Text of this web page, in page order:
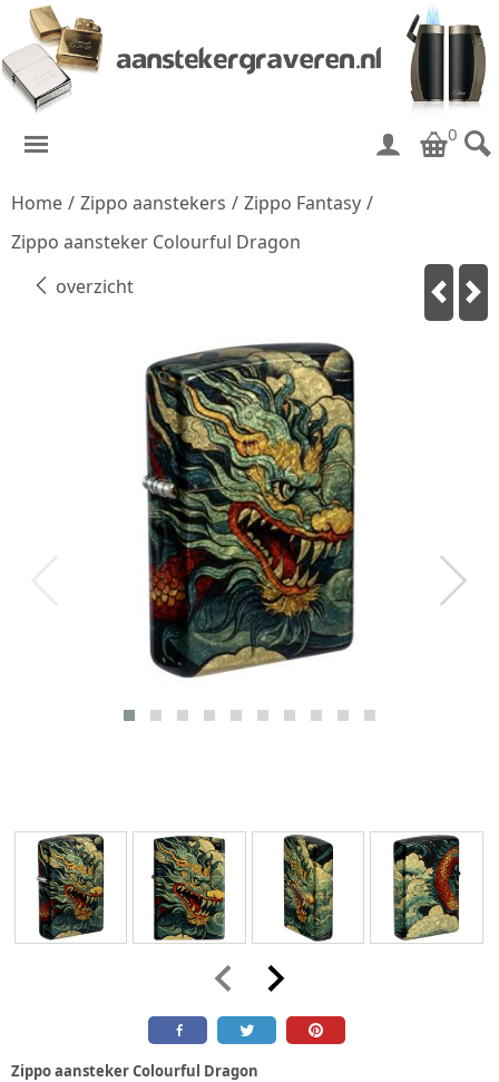
0
Home / Zippo aanstekers / Zippo Fantasy /
Zippo aansteker Colourful Dragon
overzicht
Zippo aansteker Colourful Dragon